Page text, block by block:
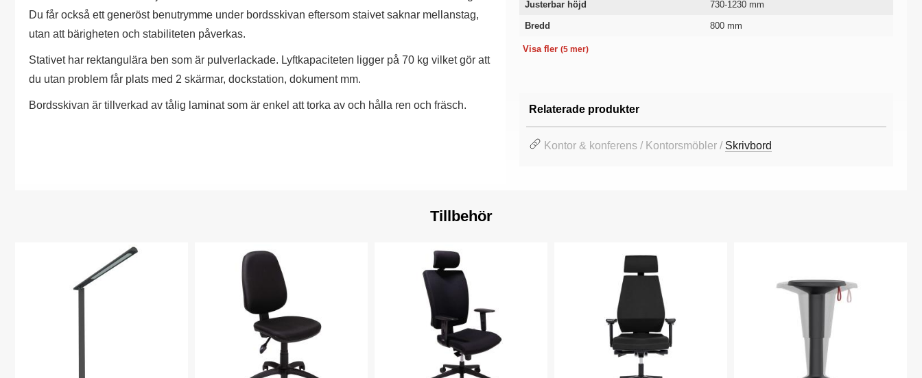
Du får också ett generöst benutrymme under bordsskivan eftersom staivet saknar mellanstag,
utan att bärigheten och stabiliteten påverkas.
Stativet har rektangulära ben som är pulverlackade. Lyftkapaciteten ligger på 70 kg vilket gör att
du utan problem får plats med 2 skärmar, dockstation, dokument mm.
Bordsskivan är tillverkad av tålig laminat som är enkel att torka av och hålla ren och fräsch.
Justerbar höjd 730-1230 mm
Bredd
800 mm
Visa fler (5 mer)
Relaterade produkter
Kontor & konferens / Kontorsmöbler / Skrivbord
Tillbehör